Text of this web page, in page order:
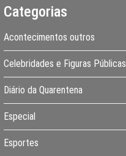
Categorias
Acontecimentos outros
Celebridades e Figuras Públicas
Diário da Quarentena
Especial
Esportes